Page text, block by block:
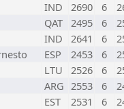
IND 2690 6
QAT 2495 6
IND 2641 6
ESP 2453 6
LTU 2526 6
ARG 2553 6
EST 2531 6